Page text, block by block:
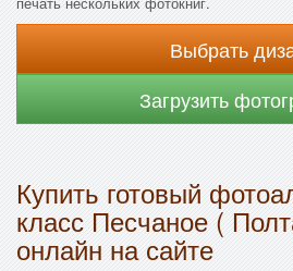
Выбрать
Загрузить
Купить готовый
класс Песчаное (
онлайн на сайте